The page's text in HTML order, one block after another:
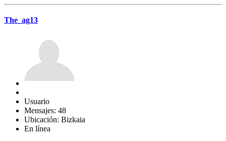
The_ag13
Usuario
Mensajes: 48
Ubicación: Bizkaia
En línea